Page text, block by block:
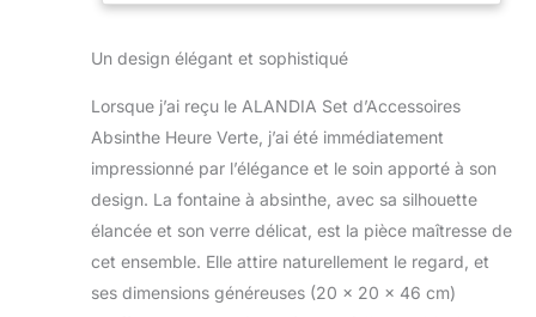
authentique (Acier
à Absinthe (Sachet de
fontaine Absinthe vous
pouvez réaliser une des
meilleur Louche
possible. Le Louche a
une givrure blanche qui
se montre lors du
mélange avec l’absinthe
et l´eau.
Un design élégant et sophistiqué
Lorsque j’ai reçu le ALANDIA Set d’Accessoires
Absinthe Heure Verte, j’ai été immédiatement
impressionné par l’élégance et le soin apporté à son
design. La fontaine à absinthe, avec sa silhouette
élancée et son verre délicat, est la pièce maîtresse de
cet ensemble. Elle attire naturellement le regard, et
ses dimensions généreuses (20 x 20 x 46 cm)